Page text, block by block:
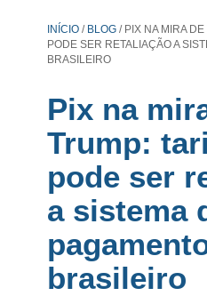
INÍCIO / BLOG /PIX NA MIRA DE
PODE SER RETALIAÇÃO A
BRASILEIRO
Pix na
Trump:
pode ser
a sistema
brasileiro